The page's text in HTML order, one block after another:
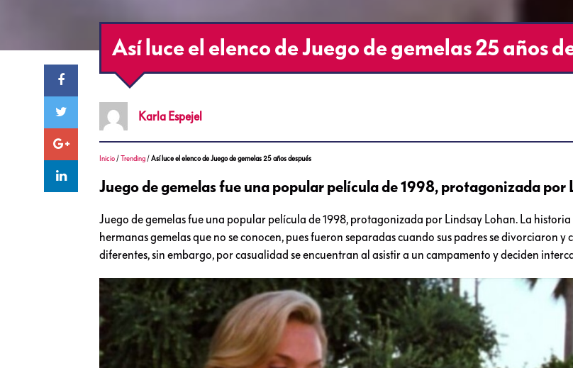
Así luce el elenco de Juego de gemelas 25 años
Karla Espejel
Inicio /Trending /Así luce el elenco de Juego de gemelas 25 años después
Juego de gemelas fue una popular película de 1998, protagonizada por
Juego de gemelas fue una popular película de 1998, protagonizada por Lindsay Lohan. La
hermanas gemelas que no se conocen, pues fueron separadas cuando sus padres se divorciaron y
diferentes, sin embargo, por casualidad se encuentran al asistir a un campamento y deciden